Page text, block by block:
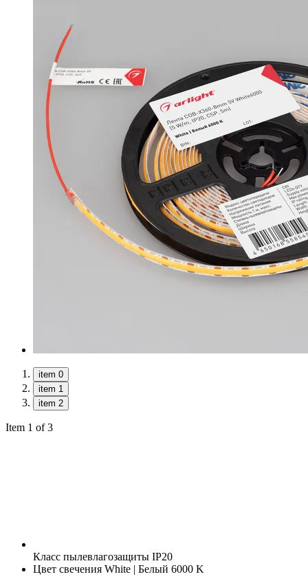
item 0
item 1
item 2
Item 1 of 3
Класс пылевлагозащиты IP20
Цвет свечения White | Белый 6000 K